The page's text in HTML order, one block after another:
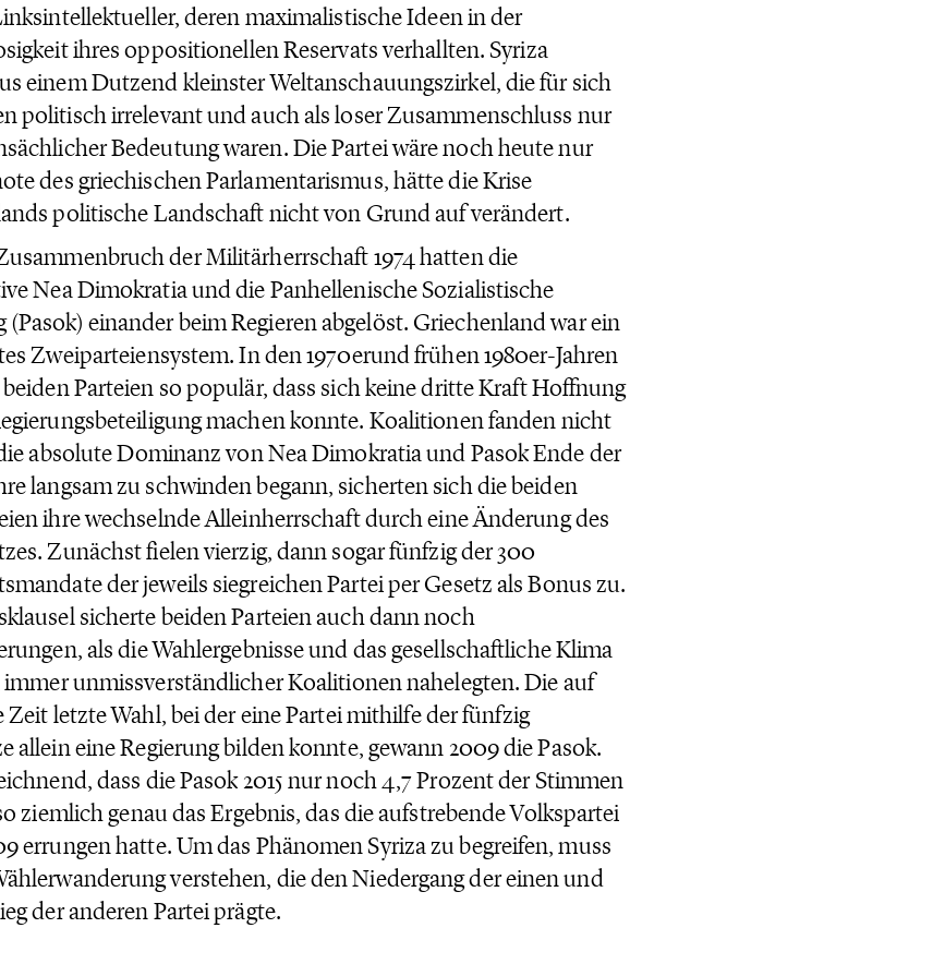
deren maximalistische Ideen in der
ihres oppositionellen Reservats verhallten. Syriza
einem Dutzend kleinster Weltanschauungszirkel, die für sich
politisch irrelevant und auch als loser Zusammenschluss nur
Bedeutung waren. Die Partei wäre noch heute nur
des griechischen Parlamentarismus, hätte die Krise
politische Landschaft nicht von Grund auf verändert.
der Militärherrschaft 1974 hatten die
Nea Dimokratia und die Panhellenische Sozialistische
(Pasok) einander beim Regieren abgelöst. Griechenland war ein
Zweiparteiensystem. In den 1970erund frühen 1980er-Jahren
Parteien so populär, dass sich keine dritte Kraft Hoffnung
machen konnte. Koalitionen fanden nicht
absolute Dominanz von Nea Dimokratia und Pasok Ende der
langsam zu schwinden begann, sicherten sich die beiden
ihre wechselnde Alleinherrschaft durch eine Änderung des
Zunächst fielen vierzig, dann sogar fünfzig der 300
der jeweils siegreichen Partei per Gesetz als Bonus zu.
sicherte beiden Parteien auch dann noch
als die Wahlergebnisse und das gesellschaftliche Klima
unmissverständlicher Koalitionen nahelegten. Die auf
Zeit letzte Wahl, bei der eine Partei mithilfe der fünfzig
allein eine Regierung bilden konnte, gewann 2009 die Pasok.
dass die Pasok 2015 nur noch 4,7 Prozent der Stimmen
ziemlich genau das Ergebnis, das die aufstrebende Volkspartei
errungen hatte. Um das Phänomen Syriza zu begreifen, muss
verstehen, die den Niedergang der einen und
der anderen Partei prägte.